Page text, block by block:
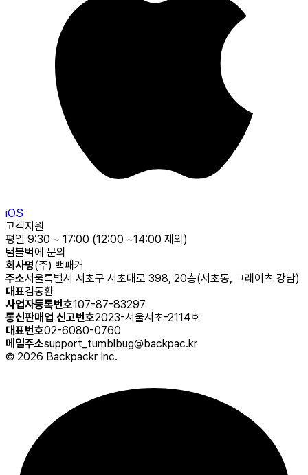
iOS
고객지원
평일 9:30 ~ 17:00 (12:00 ~14:00 제외)
텀블벅에 문의
회사명(주) 백패커
주소서울특별시 서초구 서초대로 398, 20층(서초동, 그레이츠 강남)
대표김동환
사업자등록번호107-87-83297
통신판매업 신고번호2023-서울서초-2114호
대표번호02-6080-0760
메일주소support_tumblbug@backpac.kr
© 2026 Backpackr Inc.